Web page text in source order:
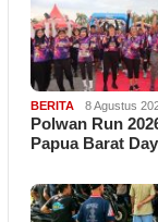
BERITA 8 Agustus
Polwan Run
Papua Barat